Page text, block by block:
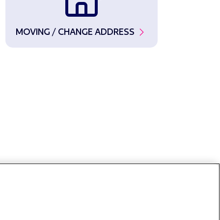
MOVING / CHANGE ADDRESS